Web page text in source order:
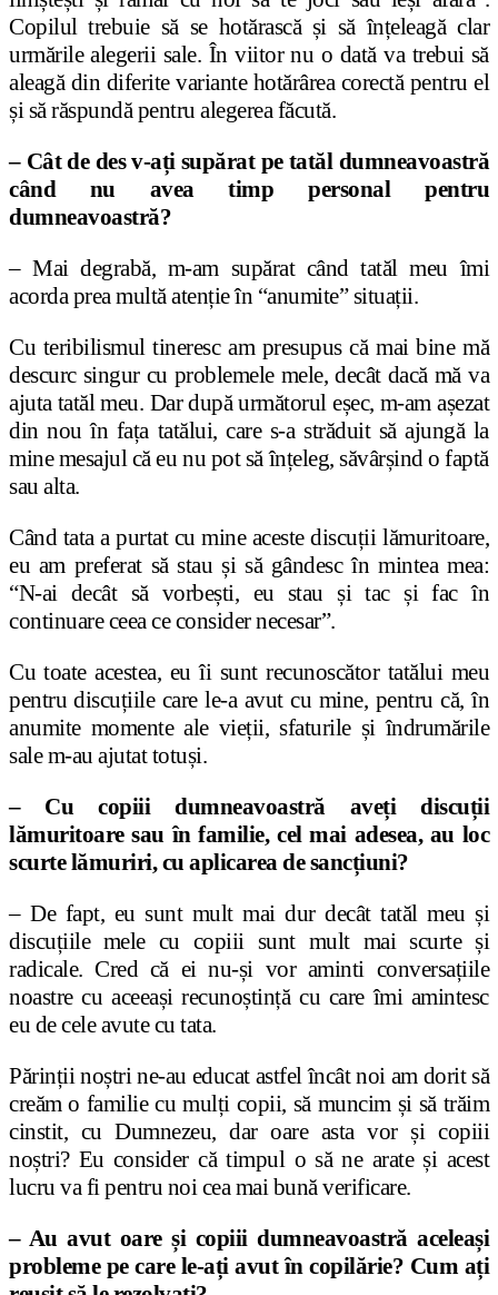
Copilul trebuie să se hotărască și să înțeleagă clar
urmările alegerii sale. În viitor nu o dată va trebui să
aleagă din diferite variante hotărârea corectă pentru el
și să răspundă pentru alegerea făcută.
– Cât de des v-ați supărat pe tatăl dumneavoastră
când nu avea timp personal pentru
dumneavoastră?
– Mai degrabă, m-am supărat când tatăl meu îmi
acorda prea multă atenție în “anumite” situații.
Cu teribilismul tineresc am presupus că mai bine mă
descurc singur cu problemele mele, decât dacă mă va
ajuta tatăl meu. Dar după următorul eșec, m-am așezat
din nou în fața tatălui, care s-a străduit să ajungă la
mine mesajul că eu nu pot să înțeleg, săvârșind o faptă
sau alta.
Când tata a purtat cu mine aceste discuții lămuritoare,
eu am preferat să stau și să gândesc în mintea mea:
“N-ai decât să vorbești, eu stau și tac și fac în
continuare ceea ce consider necesar”.
Cu toate acestea, eu îi sunt recunoscător tatălui meu
pentru discuțiile care le-a avut cu mine, pentru că, în
anumite momente ale vieții, sfaturile și îndrumările
sale m-au ajutat totuși.
– Cu copiii dumneavoastră aveți discuții
lămuritoare sau în familie, cel mai adesea, au loc
scurte lămuriri, cu aplicarea de sancțiuni?
– De fapt, eu sunt mult mai dur decât tatăl meu și
discuțiile mele cu copiii sunt mult mai scurte și
radicale. Cred că ei nu-și vor aminti conversațiile
noastre cu aceeași recunoștință cu care îmi amintesc
eu de cele avute cu tata.
Părinții noștri ne-au educat astfel încât noi am dorit să
creăm o familie cu mulți copii, să muncim și să trăim
cinstit, cu Dumnezeu, dar oare asta vor și copiii
noștri? Eu consider că timpul o să ne arate și acest
lucru va fi pentru noi cea mai bună verificare.
– Au avut oare și copiii dumneavoastră aceleași
probleme pe care le-ați avut în copilărie? Cum ați